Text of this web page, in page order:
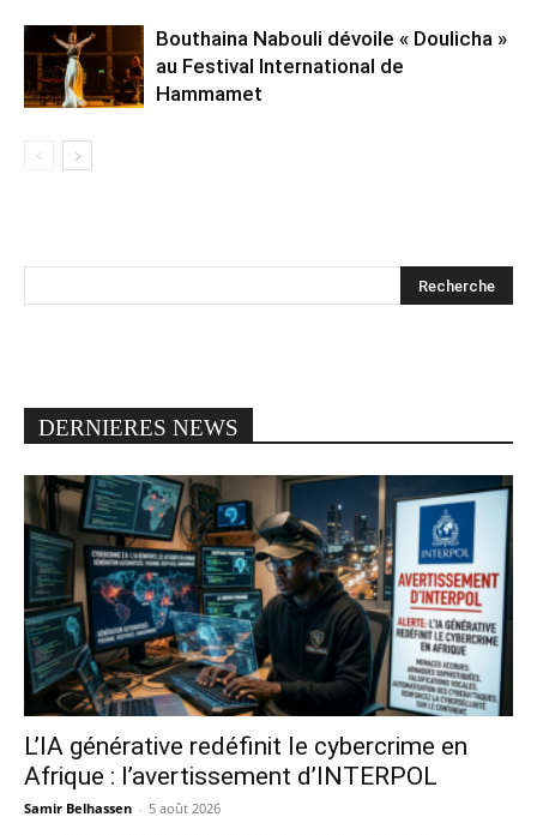
Bouthaina Nabouli dévoile « Doulicha »
au Festival International de
Hammamet
DERNIERES NEWS
L’IA générative redéfinit le cybercrime en
Afrique : l’avertissement d’INTERPOL
Samir Belhassen - 5 août 2026